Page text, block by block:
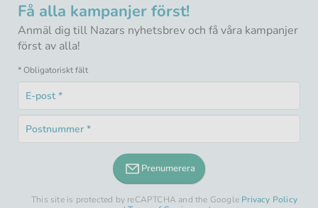
Få alla kampanjer först!
Anmäl dig till Nazars nyhetsbrev och få våra kampanjer
först av alla!
* Obligatoriskt fält
E-
post
fält
Postnummer
Obligatoriskt
Prenumerera
This site is protected by reCAPTCHA and the Google Privacy Policy